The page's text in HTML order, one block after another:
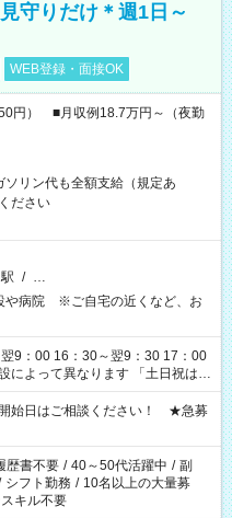
守りだけ＊週1日～
WEB登録・面接OK
円） ■月収例18.7万円～（夜勤
リン代も全額支給（規定あ
ださい
/ …
や病院 ※ご自宅の近くなど、お
9：00 16：30～翌9：30 17：00
異なります 「土日祝は休
」 「もう少し遅い時間から始めた
案内いたします。 ※未経験
中での仕事を経験いただき、 お
合でお休みが
ださい。
始日はご相談ください！ ★急募
歴書不要 / 40～50代活躍中 / 副
シフト勤務 / 10名以上の大量募
キル不要